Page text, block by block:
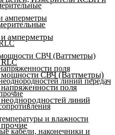
амперметры
СВЧ (Ваттметры)
поля
линий передач
и влажности
кабели, наконечники и
амперметры
мощности СВЧ (Ваттметры)
поля
линий